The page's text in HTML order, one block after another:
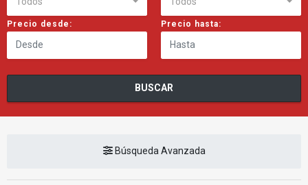
Precio desde: Precio hasta:
BUSCAR
Búsqueda Avanzada